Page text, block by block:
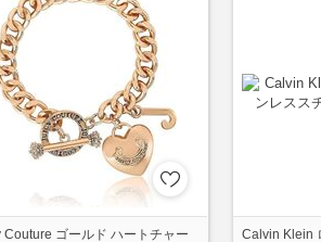
Couture ゴールド ハートチャー
Calvin Klein